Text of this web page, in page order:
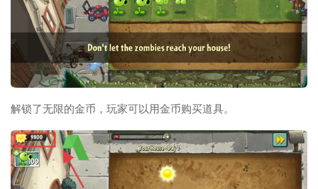
解锁了无限的金币，玩家可以用金币购买道具。